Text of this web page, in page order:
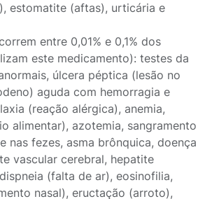
estomatite (aftas), urticária e
entre 0,01% e 0,1% dos
este medicamento): testes da
úlcera péptica (lesão no
aguda com hemorragia e
(reação alérgica), anemia,
alimentar), azotemia, sangramento
nas fezes, asma brônquica, doença
vascular cerebral, hepatite
(falta de ar), eosinofilia,
nasal), eructação (arroto),